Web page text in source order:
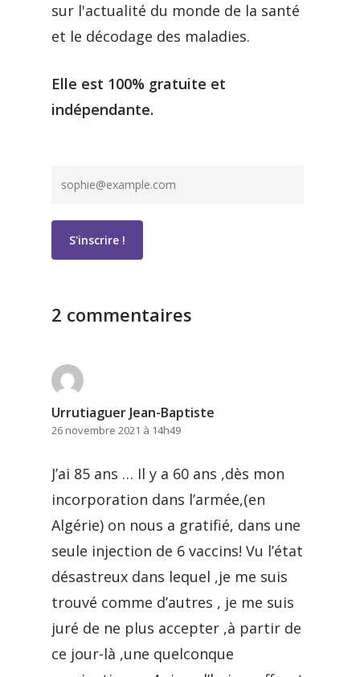
sur l'actualité du monde de la santé
et le décodage des maladies.
Elle est 100% gratuite et
indépendante.
2 commentaires
Urrutiaguer Jean-Baptiste
26 novembre 2021 à 14h49
J’ai 85 ans … Il y a 60 ans ,dès mon
incorporation dans l’armée,(en
Algérie) on nous a gratifié, dans une
seule injection de 6 vaccins! Vu l’état
désastreux dans lequel ,je me suis
trouvé comme d’autres , je me suis
juré de ne plus accepter ,à partir de
ce jour-là ,une quelconque